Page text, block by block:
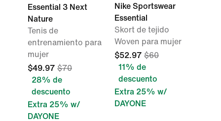
Essential 3 Next
Nature
Tenis de
entrenamiento para
mujer
$49.97 $70
28% de
descuento
Extra 25% w/
DAYONE
Nike Sportswear
Essential
Skort de tejido
Woven para mujer
$52.97 $60
11% de
descuento
Extra 25% w/
DAYONE